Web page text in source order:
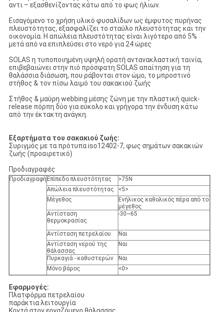
αντι – εξασθενίζοντας κάτω από το φως ήλιων.
Εισαγόμενο το χρήση υλικό φυσαλίδων ως έμφυτος πυρήνας
πλευστότητας, εξασφαλίζει το σταύλο πλευστότητας και την
οικονομία. Η απώλεια πλευστότητας είναι λιγότερο από 5%
μετά από να επιπλεύσει στο νερό για 24 ώρες
SOLAS η τυποποιημένη υψηλή ορατή αντανακλαστική ταινία,
επιβεβαιώνει στην πιό πρόσφατη SOLAS απαίτηση για τη
θαλάσσια διάσωση, που ράβονται στον ώμο, το μπροστινό
στήθος & τον πίσω λαιμό του σακακιού ζωής
Στήθος & μαύρη webbing μέσης ζώνη με την πλαστική quick-
release πόρπη δύο για εύκολο και γρήγορα την ένδυση κάτω
από την έκτακτη ανάγκη.
Εξαρτήματα του σακακιού ζωής:
Συριγμός με τα πρότυπα iso12402-7, φως σημάτων σακακιών
ζωής (προαιρετικό)
Προδιαγραφές
Προδιαγραφή Επίπεδο πλευστότητας
>75N
Απώλεια πλευστότητας
<5>
Μέγεθος
Ενήλικος καθολικός πέρα από το
μέγεθος
Αντίσταση
θερμοκρασίας
-30~65
Αντίσταση πετρελαίου
Ναι
Αντίσταση νερού της
θάλασσας
Ναι
Πυρκαγιά - καθυστερών
Ναι
Μόνο βάρος
<0>
Εφαρμογές:
Πλατφόρμα πετρελαίου
παράκτια λειτουργία